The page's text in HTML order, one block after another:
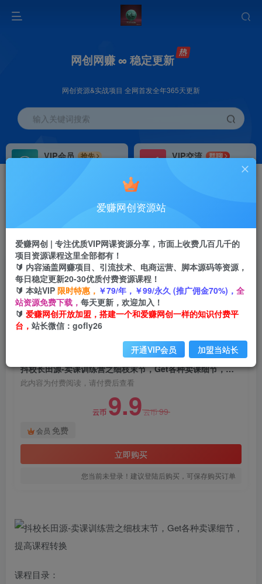
网创网赚 ∞ 稳定更新
网创资源&实战项目 全网首发全年365天更新
输入关键词搜索
VIP会员
抢先
VIP交流
群聊
研究探讨更多创业项目路子。
会员专属推广链接
首页 创业课程 会员免费 正文
抖校长田源-卖课训练营之细枝末节，Get各种卖课
细节，提高课程转换
爱赚网创
2年前发布
关注 私信
抖校长田源-卖课训练营之细枝末节，Get各种卖课细节，提高课程转换
此内容为付费阅读，请付费后查看
云币 9.9云币99
会员 免费
立即购买
您当前未登录！建议登陆后购买，可保存购买订单
课程目录：
爱赚网创资源站
爱赚网创 | 专注优质VIP网课资源分享，市面上收费几百几千的
项目资源课程这里全部都有！
🔰 内容涵盖网赚项目、引流技术、电商运营、脚本源码等资源，
每日稳定更新20-30优质付费资源课程！
🔰 本站VIP 限时特惠， ￥79/年，￥99/永久 (推广佣金70%)， 全
站资源免费下载， 每天更新，欢迎加入！
🔰 爱赚网创开放加盟，搭建一个和爱赚网创一样的知识付费平
台， 站长微信：gofly26
开通VIP会员 加盟当站长